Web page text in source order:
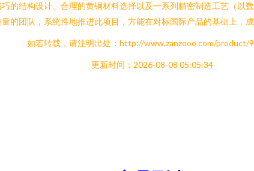
的结构设计、合理的黄铜材料选择以及一系列精密制造工艺（以
的团队，系统性地推进此项目，方能在对标国际产品的基础上，
如若转载，请注明出处：http://www.zanzooo.com/product/
更新时间：2026-08-08 05:05:34